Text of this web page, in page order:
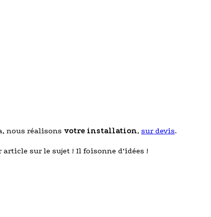
nous réalisons votre installation, sur devis.
article sur le sujet ! Il foisonne d’idées !